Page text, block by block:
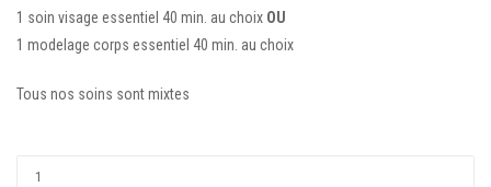
1 soin visage essentiel 40 min. au choix OU
1 modelage corps essentiel 40 min. au choix
Tous nos soins sont mixtes